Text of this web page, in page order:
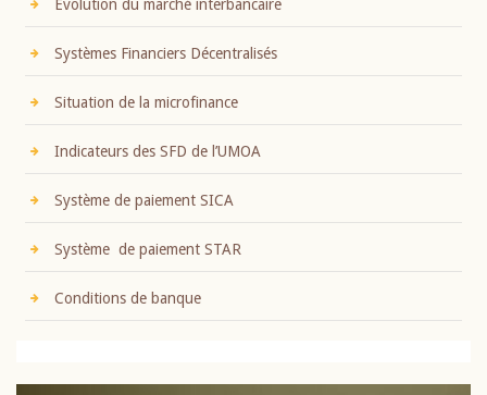
Evolution du marché interbancaire
Systèmes Financiers Décentralisés
Situation de la microfinance
Indicateurs des SFD de l’UMOA
Système de paiement SICA
Système de paiement STAR
Conditions de banque